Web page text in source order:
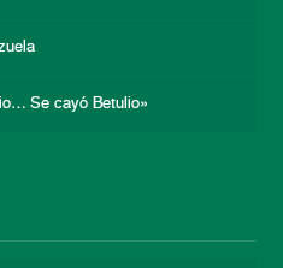
Se cayó Betulio»